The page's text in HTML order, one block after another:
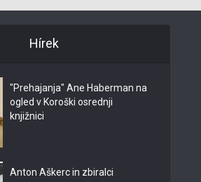
Hírek
"Prehajanja" Ane Haberman na
ogled v Koroški osrednji
knjižnici
Anton Aškerc in zbiralci